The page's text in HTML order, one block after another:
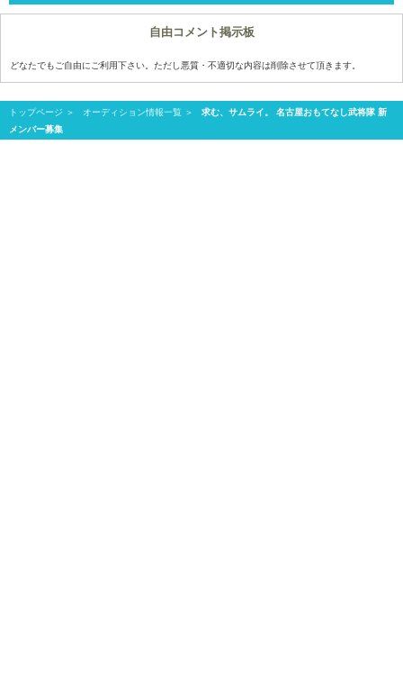
自由コメント掲示板
どなたでもご自由にご利用下さい。ただし悪質・不適切な内容は削除させて頂きます。
トップページ オーディション情報一覧
求む、サムライ。 名古屋おもてなし武将隊 新
メンバー募集